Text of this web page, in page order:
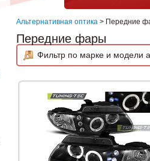
Альтернативная оптика > Передние
Передние фары
Фильтр по марке и модели